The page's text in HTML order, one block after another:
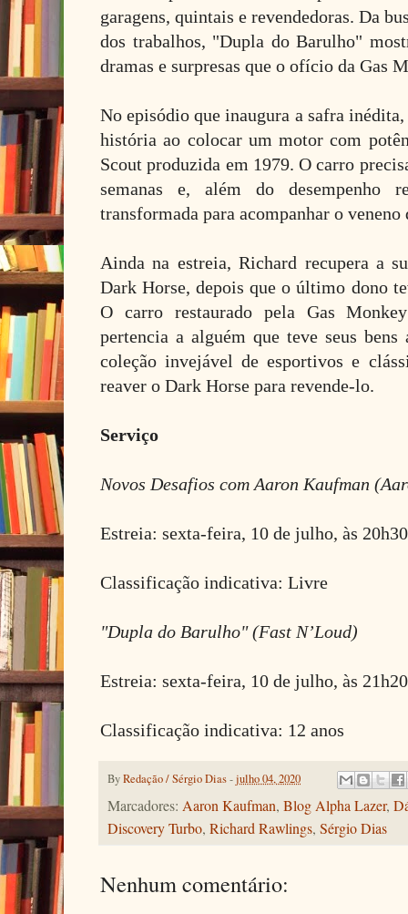
garagens, quintais e revendedoras. Da
dos trabalhos, "Dupla do Barulho"
dramas e surpresas que o ofício da Gas
No episódio que inaugura a safra
história ao colocar um motor com
Scout produzida em 1979. O carro
semanas e, além do desempenho
transformada para acompanhar o
Ainda na estreia, Richard recupera a
Dark Horse, depois que o último dono
O carro restaurado pela Gas
pertencia a alguém que teve seus bens
coleção invejável de esportivos e
reaver o Dark Horse para revende-lo.
Serviço
Novos Desafios com Aaron Kaufman
Estreia: sexta-feira, 10 de julho, às
Classificação indicativa: Livre
"Dupla do Barulho"(Fast N’Loud)
Estreia: sexta-feira, 10 de julho, às
Classificação indicativa: 12 anos
ByRedação / Sérgio Dias-julho 04, 2020
Marcadores: Aaron Kaufman, Blog Alpha Lazer,
Discovery Turbo, Richard Rawlings, Sérgio Dias
Nenhum comentário: